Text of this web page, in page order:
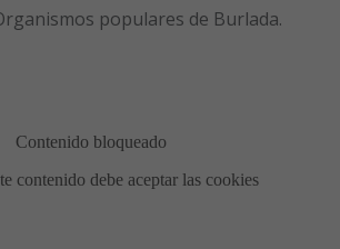
populares de Burlada.